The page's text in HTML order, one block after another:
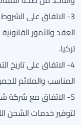
3- الاتفاق على
العقد والأمور
تركيا.
4- الاتفاق على تاريخ
المناسب والملائم
5- الاتفاق مع
لتوفير خدمات الشحن